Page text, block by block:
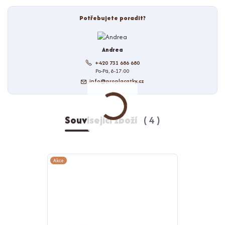
Potřebujete poradit?
Andrea
+420 731 686 680
Po-Pá, 8-17:00
info@proplacatky.cz
Související zboží 4
Akce